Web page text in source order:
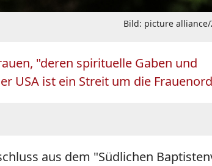
Bild: picture alliance/
"deren spirituelle Gaben und
USA ist ein Streit um die
aus dem "Südlichen